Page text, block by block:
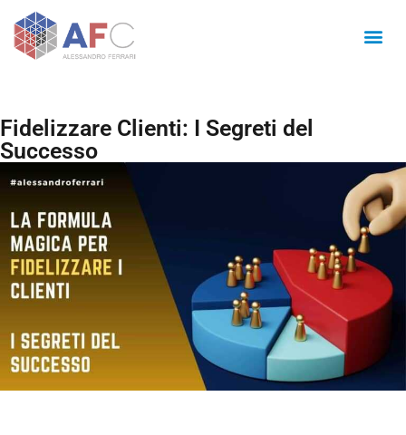
Fidelizzare Clienti: I Segreti del
Successo